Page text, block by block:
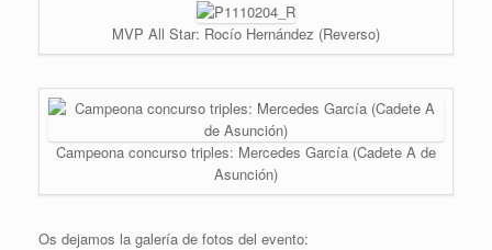
MVP All Star: Rocío Hernández (Reverso)
Campeona concurso triples: Mercedes García (Cadete A de
Asunción)
Os dejamos la galería de fotos del evento: